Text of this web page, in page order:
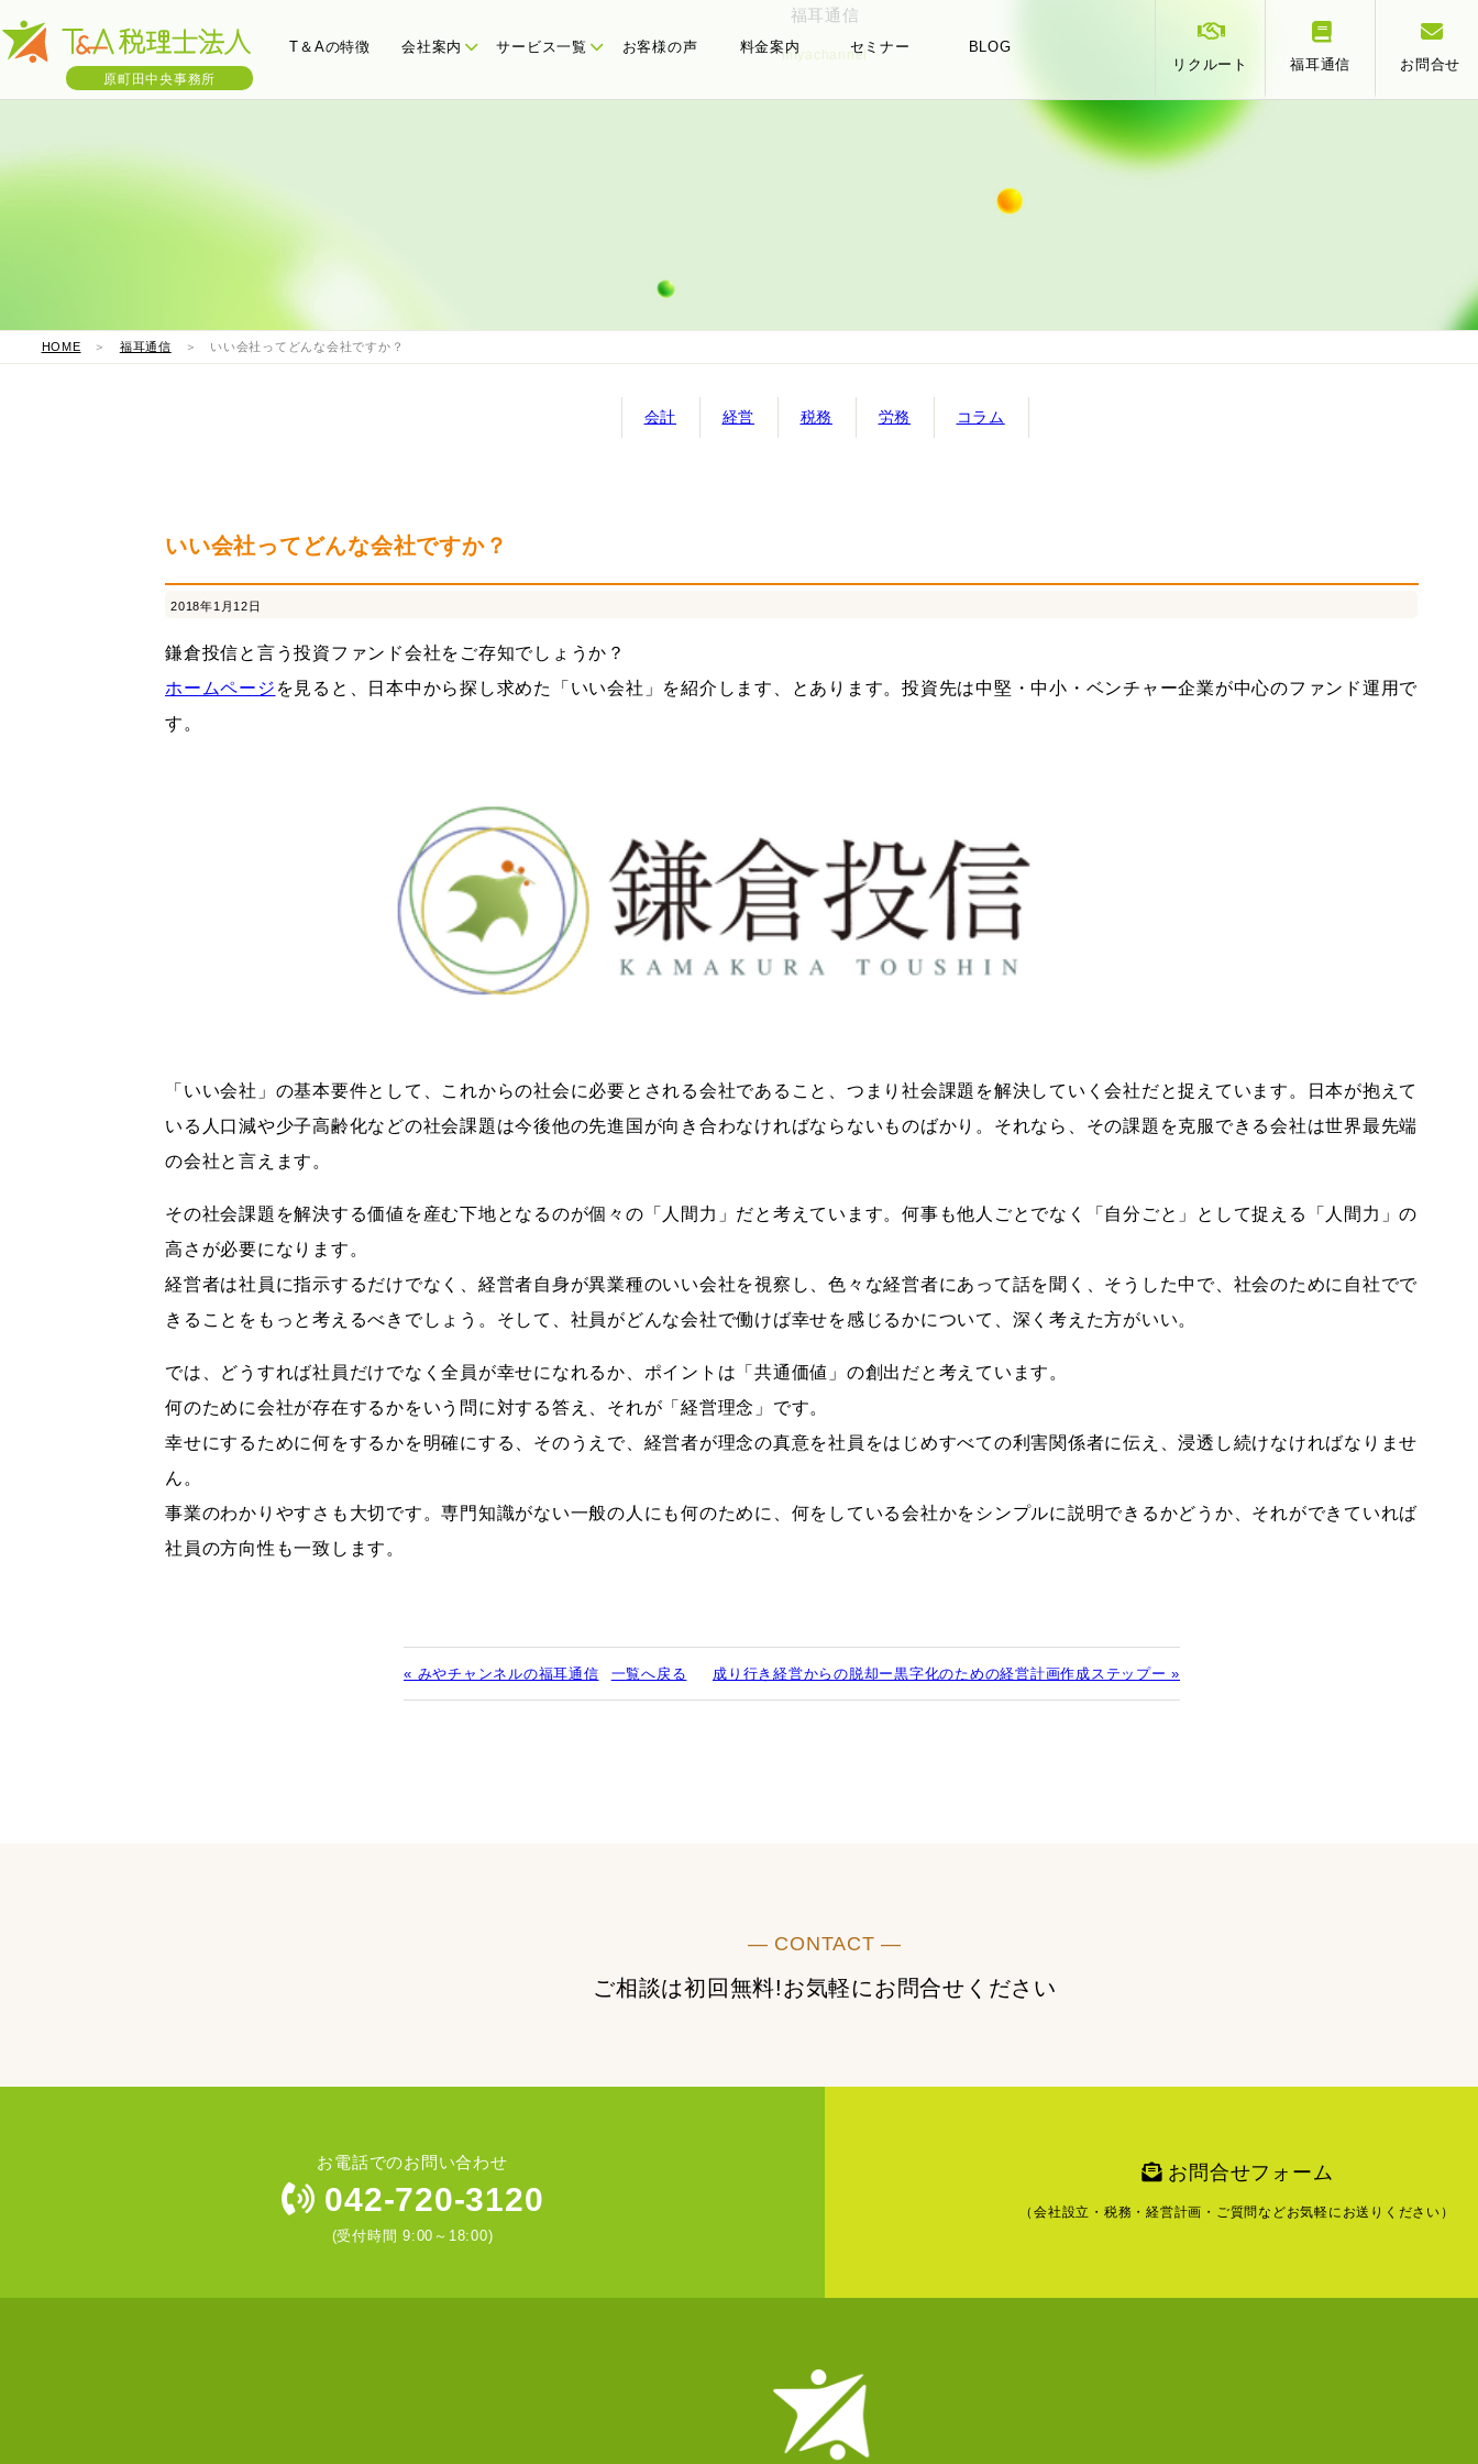
原町田中央事務所
T＆Aの特徴 会社案内
提
サービス一覧 お客様の声 料金案内 セミナー
BLOG
リクルート
福耳通信 お問合せ
福耳通信
miyachannel
HOME ＞ 福耳通信 ＞ いい会社ってどんな会社ですか？
会計 経営 税務 労務 コラム
いい会社ってどんな会社ですか？
2018年1月12日
鎌倉投信と言う投資ファンド会社をご存知でしょうか？
ホームページ を見ると、日本中から探し求めた「いい会社」を紹介します、とあります。投資先は中堅・中小・ベンチャー企業が中心のファンド運用で
す。
「いい会社」の基本要件として、これからの社会に必要とされる会社であること、つまり社会課題を解決していく会社だと捉えています。日本が抱えて
いる人口減や少子高齢化などの社会課題は今後他の先進国が向き合わなければならないものばかり。それなら、その課題を克服できる会社は世界最先端
の会社と言えます。
その社会課題を解決する価値を産む下地となるのが個々の「人間力」だと考えています。何事も他人ごとでなく「自分ごと」として捉える「人間力」の
高さが必要になります。
経営者は社員に指示するだけでなく、経営者自身が異業種のいい会社を視察し、色々な経営者にあって話を聞く、そうした中で、社会のために自社でで
きることをもっと考えるべきでしょう。そして、社員がどんな会社で働けば幸せを感じるかについて、深く考えた方がいい。
では、どうすれば社員だけでなく全員が幸せになれるか、ポイントは「共通価値」の創出だと考えています。
何のために会社が存在するかをいう問に対する答え、それが「経営理念」です。
幸せにするために何をするかを明確にする、そのうえで、経営者が理念の真意を社員をはじめすべての利害関係者に伝え、浸透し続けなければなりませ
ん。
事業のわかりやすさも大切です。専門知識がない一般の人にも何のために、何をしている会社かをシンプルに説明できるかどうか、それができていれば
社員の方向性も一致します。
« みやチャンネルの福耳通信 一覧へ戻る 成り行き経営からの脱却ー黒字化のための経営計画作成ステップー »
― CONTACT ―
ご相談は初回無料! お気軽にお問合せください
お電話でのお問い合わせ
042-720-3120
(受付時間 9:00～18:00)
お問合せフォーム
（会社設立・税務・経営計画・ご質問などお気軽にお送りください）